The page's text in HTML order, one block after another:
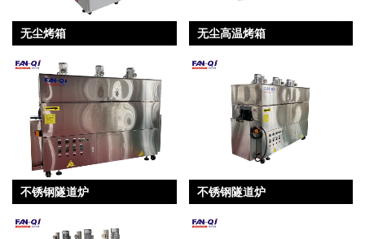
无尘烤箱 无尘高温烤箱
不锈钢隧道炉 不锈钢隧道炉